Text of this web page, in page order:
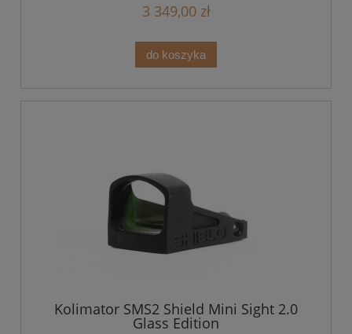
3 349,00 zł
do koszyka
Kolimator SMS2 Shield Mini Sight 2.0
Glass Edition